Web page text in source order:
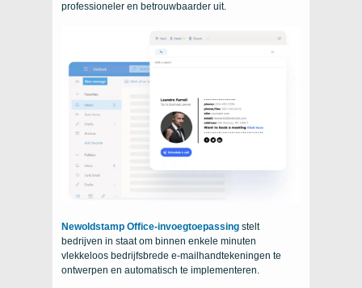
professioneler en betrouwbaarder uit.
Newoldstamp Office-invoegtoepassing stelt
bedrijven in staat om binnen enkele minuten
vlekkeloos bedrijfsbrede e-mailhandtekeningen te
ontwerpen en automatisch te implementeren.